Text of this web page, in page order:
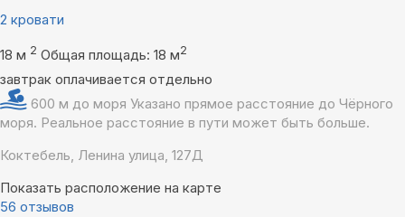
2 кровати
18 м 2 Общая площадь: 18 м2
завтрак оплачивается отдельно
600 м до моря Указано прямое расстояние до Чёрного
моря. Реальное расстояние в пути может быть больше.
Коктебель, Ленина улица, 127Д
Показать расположение на карте
56 отзывов